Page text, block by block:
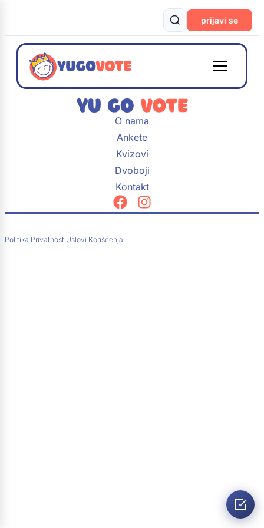
prijavi se
O nama
Ankete
Kvizovi
Dvoboji
Kontakt
Politika PrivatnostiUslovi Korišćenja